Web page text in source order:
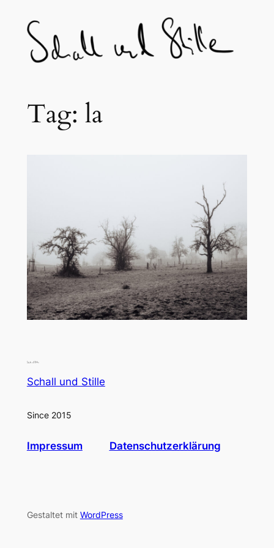
content
Tag: la
Schall und Stille
Since 2015
Impressum Datenschutzerklärung
Gestaltet mit WordPress